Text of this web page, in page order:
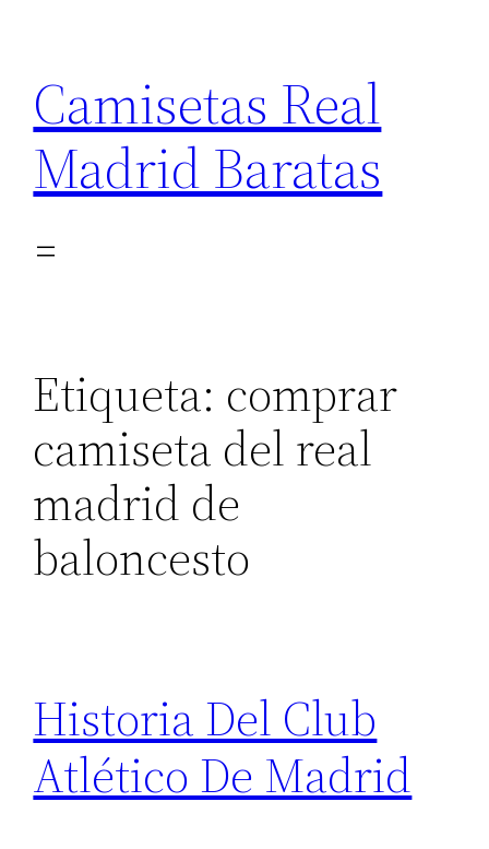
contenido
Camisetas Real
Madrid Baratas
Etiqueta: comprar
camiseta del real
madrid de
baloncesto
Historia Del Club
Atlético De Madrid